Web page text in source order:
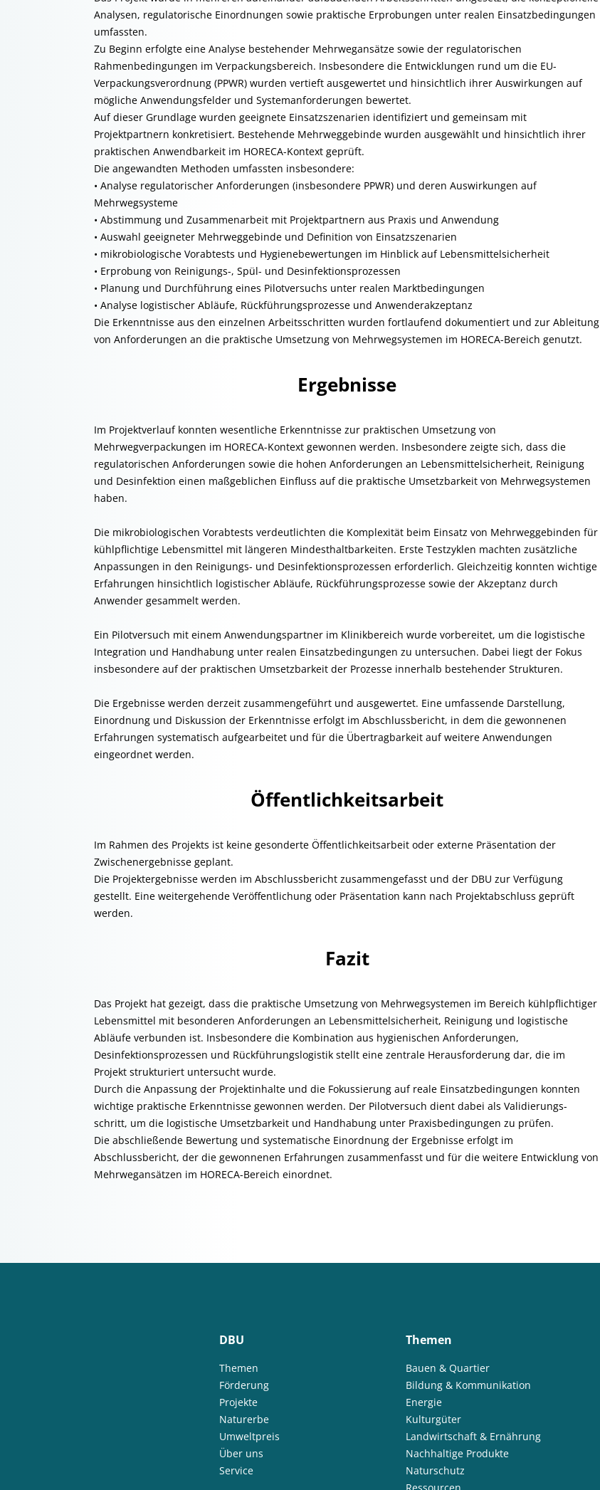
Analysen, regulatorische Einordnungen sowie praktische Erprobungen unter realen Einsatzbedingungen
umfassten.
Zu Beginn erfolgte eine Analyse bestehender Mehrwegansätze sowie der regulatorischen
Rahmenbedingungen im Verpackungsbereich. Insbesondere die Entwicklungen rund um die EU-
Verpackungsverordnung (PPWR) wurden vertieft ausgewertet und hinsichtlich ihrer Auswirkungen auf
mögliche Anwendungsfelder und Systemanforderungen bewertet.
Auf dieser Grundlage wurden geeignete Einsatzszenarien identifiziert und gemeinsam mit
Projektpartnern konkretisiert. Bestehende Mehrweggebinde wurden ausgewählt und hinsichtlich ihrer
praktischen Anwendbarkeit im HORECA-Kontext geprüft.
Die angewandten Methoden umfassten insbesondere:
• Analyse regulatorischer Anforderungen (insbesondere PPWR) und deren Auswirkungen auf
Mehrwegsysteme
• Abstimmung und Zusammenarbeit mit Projektpartnern aus Praxis und Anwendung
• Auswahl geeigneter Mehrweggebinde und Definition von Einsatzszenarien
• mikrobiologische Vorabtests und Hygienebewertungen im Hinblick auf Lebensmittelsicherheit
• Erprobung von Reinigungs-, Spül- und Desinfektionsprozessen
• Planung und Durchführung eines Pilotversuchs unter realen Marktbedingungen
• Analyse logistischer Abläufe, Rückführungsprozesse und Anwenderakzeptanz
Die Erkenntnisse aus den einzelnen Arbeitsschritten wurden fortlaufend dokumentiert und zur Ableitung
von Anforderungen an die praktische Umsetzung von Mehrwegsystemen im HORECA-Bereich genutzt.
Ergebnisse
Im Projektverlauf konnten wesentliche Erkenntnisse zur praktischen Umsetzung von
Mehrwegverpackungen im HORECA-Kontext gewonnen werden. Insbesondere zeigte sich, dass die
regulatorischen Anforderungen sowie die hohen Anforderungen an Lebensmittelsicherheit, Reinigung
und Desinfektion einen maßgeblichen Einfluss auf die praktische Umsetzbarkeit von Mehrwegsystemen
haben.
Die mikrobiologischen Vorabtests verdeutlichten die Komplexität beim Einsatz von Mehrweggebinden für
kühlpflichtige Lebensmittel mit längeren Mindesthaltbarkeiten. Erste Testzyklen machten zusätzliche
Anpassungen in den Reinigungs- und Desinfektionsprozessen erforderlich. Gleichzeitig konnten wichtige
Erfahrungen hinsichtlich logistischer Abläufe, Rückführungsprozesse sowie der Akzeptanz durch
Anwender gesammelt werden.
Ein Pilotversuch mit einem Anwendungspartner im Klinikbereich wurde vorbereitet, um die logistische
Integration und Handhabung unter realen Einsatzbedingungen zu untersuchen. Dabei liegt der Fokus
insbesondere auf der praktischen Umsetzbarkeit der Prozesse innerhalb bestehender Strukturen.
Die Ergebnisse werden derzeit zusammengeführt und ausgewertet. Eine umfassende Darstellung,
Einordnung und Diskussion der Erkenntnisse erfolgt im Abschlussbericht, in dem die gewonnenen
Erfahrungen systematisch aufgearbeitet und für die Übertragbarkeit auf weitere Anwendungen
eingeordnet werden.
Öffentlichkeitsarbeit
Im Rahmen des Projekts ist keine gesonderte Öffentlichkeitsarbeit oder externe Präsentation der
Zwischenergebnisse geplant.
Die Projektergebnisse werden im Abschlussbericht zusammengefasst und der DBU zur Verfügung
gestellt. Eine weitergehende Veröffentlichung oder Präsentation kann nach Projektabschluss geprüft
werden.
Fazit
Das Projekt hat gezeigt, dass die praktische Umsetzung von Mehrwegsystemen im Bereich kühlpflichtiger
Lebensmittel mit besonderen Anforderungen an Lebensmittelsicherheit, Reinigung und logistische
Abläufe verbunden ist. Insbesondere die Kombination aus hygienischen Anforderungen,
Desinfektionsprozessen und Rückführungslogistik stellt eine zentrale Herausforderung dar, die im
Projekt strukturiert untersucht wurde.
Durch die Anpassung der Projektinhalte und die Fokussierung auf reale Einsatzbedingungen konnten
wichtige praktische Erkenntnisse gewonnen werden. Der Pilotversuch dient dabei als Validierungs-
schritt, um die logistische Umsetzbarkeit und Handhabung unter Praxisbedingungen zu prüfen.
Die abschließende Bewertung und systematische Einordnung der Ergebnisse erfolgt im
Abschlussbericht, der die gewonnenen Erfahrungen zusammenfasst und für die weitere Entwicklung von
Mehrwegansätzen im HORECA-Bereich einordnet.
DBU
Themen
Förderung
Projekte
Naturerbe
Umweltpreis
Über uns
Service
Themen
Bauen & Quartier
Bildung & Kommunikation
Energie
Kulturgüter
Landwirtschaft & Ernährung
Nachhaltige Produkte
Naturschutz